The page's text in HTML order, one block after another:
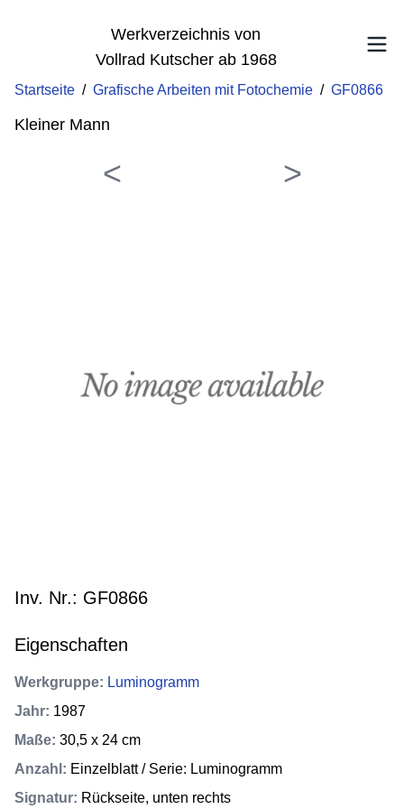
Werkverzeichnis von
Vollrad Kutscher ab 1968
Startseite / Grafische Arbeiten mit Fotochemie / GF0866
Kleiner Mann
Inv. Nr.: GF0866
Eigenschaften
Werkgruppe: Luminogramm
Jahr: 1987
Maße: 30,5 x 24 cm
Anzahl : Einzelblatt / Serie: Luminogramm
Signatur: Rückseite, unten rechts
< >